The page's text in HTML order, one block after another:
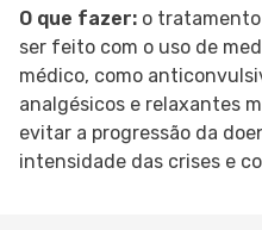
O que fazer: o
ser feito com o uso de
médico, como
analgésicos e relaxantes
evitar a progressão da
intensidade das crises e